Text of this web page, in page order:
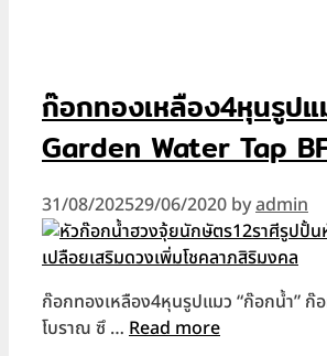
ก๊อกทองเหลือง4หุนรูป
Garden Water Tap
31/08/202529/06/2020 byadmin
ก๊อกทองเหลือง4หุนรูปแมว “ก๊อกน้ำ” ก๊
โบราณ ซึ … Read more